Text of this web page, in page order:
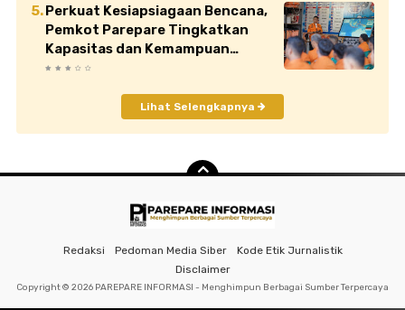
Perkuat Kesiapsiagaan Bencana,
Pemkot Parepare Tingkatkan
Kapasitas dan Kemampuan
Manajerial TRC BPBD
Lihat Selengkapnya
Redaksi Pedoman Media Siber
Kode Etik Jurnalistik
Disclaimer
Copyright © 2026 PAREPARE INFORMASI - Menghimpun Berbagai Sumber Terpercaya